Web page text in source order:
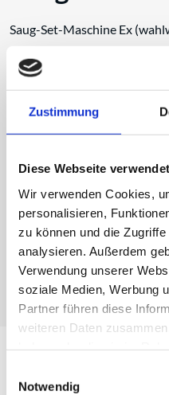
Zustimmung
Diese Webseite
Wir verwenden Cookies,
personalisieren,
zu können und die
analysieren. Außerdem
Verwendung unserer
soziale Medien, Werbung
Partner führen diese
weiteren Daten
Notwendig
Saug-Set-Maschine Ex
Breitmauldüse
Schrägrohrdüse
Fächerdüse
Konische Saugdüse 90°
Artikelnummer: ø38 -
Artikelnummer: ø50 -
Downloads